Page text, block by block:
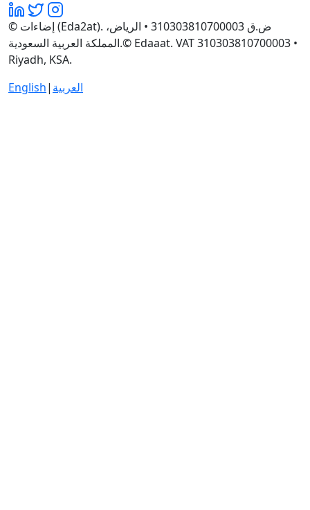
© إضاءات (Eda2at). ض.ق 310303810700003 • الرياض،
المملكة العربية السعودية.© Edaaat. VAT 310303810700003 •
Riyadh, KSA.
English| العربية